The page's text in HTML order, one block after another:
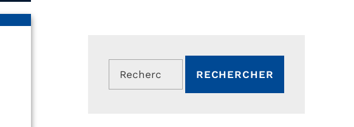
Rechercher :